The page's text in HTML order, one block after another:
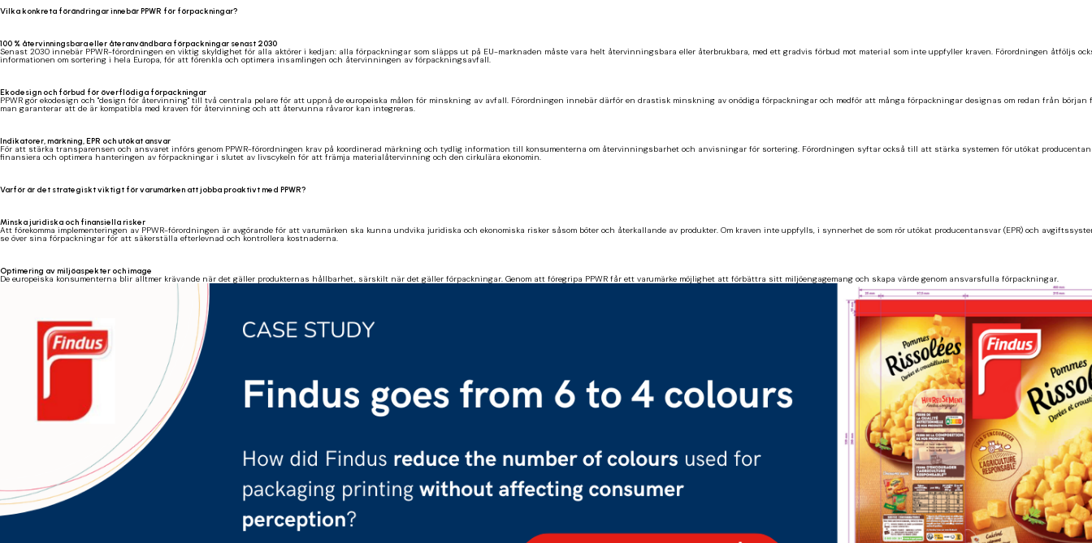
Vilka konkreta förändringar innebär PPWR för förpackningar?
100 % återvinningsbara eller återanvändbara förpackningar senast 2030
Senast 2030 innebär PPWR-förordningen en viktig skyldighet för alla aktörer i kedjan: alla förpackningar som släpps ut på EU-marknaden måste vara helt återvinningsbara eller återbrukbara, med ett gradvis förbud mot material som inte uppfyller kraven. Förordningen åtföljs
informationen om sortering i hela Europa, för att förenkla och optimera insamlingen och återvinningen av förpackningsavfall.
Ekodesign och förbud för överflödiga förpackningar
PPWR gör ekodesign och "design för återvinning" till två centrala pelare för att uppnå de europeiska målen för minskning av avfall. Förordningen innebär därför en drastisk minskning av onödiga förpackningar och medför att många förpackningar designas om redan från början
man garanterar att de är kompatibla med kraven för återvinning och att återvunna råvaror kan integreras.
Indikatorer, märkning, EPR och utökat ansvar
För att stärka transparensen och ansvaret införs genom PPWR-förordningen krav på koordinerad märkning och tydlig information till konsumenterna om återvinningsbarhet och anvisningar för sortering. Förordningen syftar också till att stärka systemen för utökat
finansiera och optimera hanteringen av förpackningar i slutet av livscykeln för att främja materialåtervinning och den cirkulära ekonomin.
Varför är det strategiskt viktigt för varumärken att jobba proaktivt med PPWR?
Minska juridiska och finansiella risker
Att förekomma implementeringen av PPWR-förordningen är avgörande för att varumärken ska kunna undvika juridiska och ekonomiska risker såsom böter och återkallande av produkter. Om kraven inte uppfylls, i synnerhet de som rör utökat producentansvar (EPR) och
se över sina förpackningar för att säkerställa efterlevnad och kontrollera kostnaderna.
Optimering av miljöaspekter och image
De europeiska konsumenterna blir alltmer krävande när det gäller produkternas hållbarhet, särskilt när det gäller förpackningar. Genom att föregripa PPWR får ett varumärke möjlighet att förbättra sitt miljöengagemang och skapa värde genom ansvarsfulla förpackningar.